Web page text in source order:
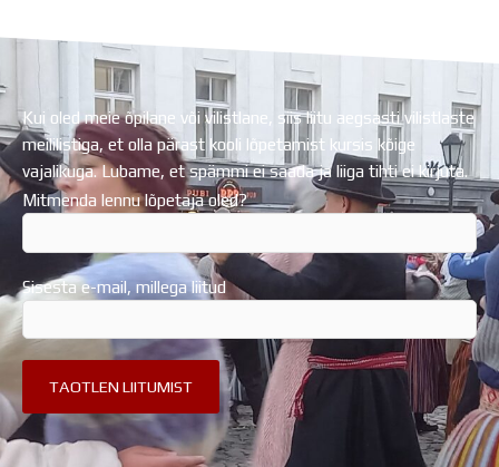
Kui oled meie õpilane või vilistlane, siis liitu aegsasti vilistlaste
meililistiga, et olla pärast kooli lõpetamist kursis kõige
vajalikuga. Lubame, et spämmi ei saada ja liiga tihti ei kirjuta.
Mitmenda lennu lõpetaja oled?
Sisesta e-mail, millega liitud